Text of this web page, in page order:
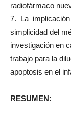
radiofármaco
7. La implicación
simplicidad del
investigación en
trabajo para la
apoptosis en el
RESUMEN: